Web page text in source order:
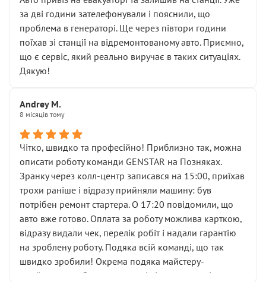
чіткого пояснення
( ну все зняли та доробили) дякую!
Окремий момент, який виглядає абсурдно:
мені заявили, що бачок гальмівної рідини потрібно
міняти разом із головним гальмівним циліндром у
Для людини, яка хоча б трохи розуміється на техніці,
це звучить як мінімум непрофесійно, а як максимум —
спроба продати дорогий вузол замість елементарних
ущільнювачів.
Що прикро — це не перший мій візит. Раніше міняв у
вас стартер, і тоді сервіс наче справив хороше
враження. Але згодом знайшов декілька гайок під
лобовим склом. Мені пояснили, що це “старі гайки, які
відкручували”, і попросили не хвилюватися. ( надіюсь
новий власник, не застяг в полі))
Але після нинішнього візиту такі дрібниці вже не
здаються дрібницями.
Я — клієнт, який працює на довірі, і саме її цей сервіс
за дві години зателефонували і пояснили, що
проблема в генераторі. Ще через півтори години
поїхав зі станції на відремонтованому авто. Приємно,
що є сервіс, який реально виручає в таких ситуаціях.
Дякую!
Andrey M.
8 місяців тому
Чітко, швидко та професійно! Приблизно так, можна
описати роботу команди GENSTAR на Позняках.
Зранку через колл-центр записався на 15:00, приїхав
трохи раніше і відразу прийняли машину: був
потрібен ремонт стартера. О 17:20 повідомили, що
авто вже готово. Оплата за роботу можлива карткою,
відразу видали чек, перелік робіт і надали гарантію
на зроблену роботу. Подяка всій команді, що так
швидко зробили! Окрема подяка майстеру-
приймальнику Олександру: всі чітко та по суті.